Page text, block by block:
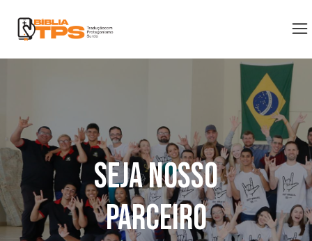
Seja nosso
parceiro